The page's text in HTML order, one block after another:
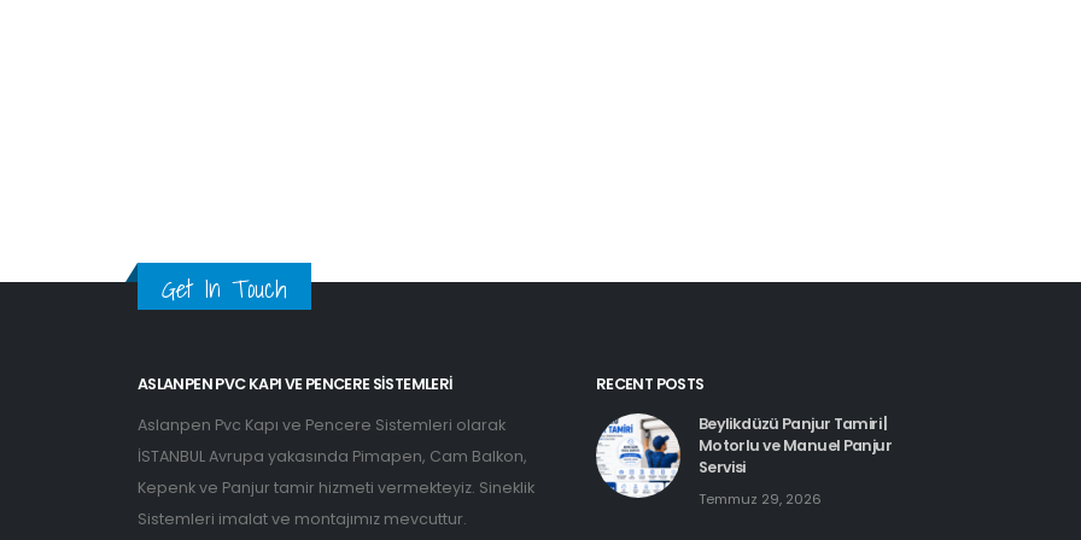
Get In Touch
ASLANPEN PVC KAPI VE PENCERE SISTEMLERI
Aslanpen Pvc Kapı ve Pencere Sistemleri olarak
İSTANBUL Avrupa yakasında Pimapen, Cam Balkon,
Kepenk ve Panjur tamir hizmeti vermekteyiz. Sineklik
Sistemleri imalat ve montajımız mevcuttur.
RECENT POSTS
Beylikdüzü Panjur Tamiri |
Motorlu ve Manuel Panjur
Servisi
Temmuz 29, 2026